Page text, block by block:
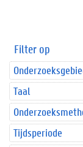
Filter op
Taal
Tijdsperiode